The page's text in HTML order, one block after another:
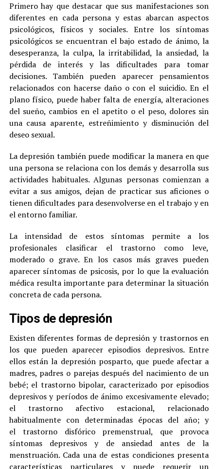
Primero hay que destacar que sus manifestaciones son
diferentes en cada persona y estas abarcan aspectos
psicológicos, físicos y sociales. Entre los síntomas
psicológicos se encuentran el bajo estado de ánimo, la
desesperanza, la culpa, la irritabilidad, la ansiedad, la
pérdida de interés y las dificultades para tomar
decisiones. También pueden aparecer pensamientos
relacionados con hacerse daño o con el suicidio. En el
plano físico, puede haber falta de energía, alteraciones
del sueño, cambios en el apetito o el peso, dolores sin
una causa aparente, estreñimiento y disminución del
deseo sexual.
La depresión también puede modificar la manera en que
una persona se relaciona con los demás y desarrolla sus
actividades habituales. Algunas personas comienzan a
evitar a sus amigos, dejan de practicar sus aficiones o
tienen dificultades para desenvolverse en el trabajo y en
el entorno familiar.
La intensidad de estos síntomas permite a los
profesionales clasificar el trastorno como leve,
moderado o grave. En los casos más graves pueden
aparecer síntomas de psicosis, por lo que la evaluación
médica resulta importante para determinar la situación
concreta de cada persona.
Tipos de depresión
Existen diferentes formas de depresión y trastornos en
los que pueden aparecer episodios depresivos. Entre
ellos están la depresión posparto, que puede afectar a
madres, padres o parejas después del nacimiento de un
bebé; el trastorno bipolar, caracterizado por episodios
depresivos y períodos de ánimo excesivamente elevado;
el trastorno afectivo estacional, relacionado
habitualmente con determinadas épocas del año; y
el trastorno disfórico premenstrual, que provoca
síntomas depresivos y de ansiedad antes de la
menstruación. Cada una de estas condiciones presenta
características particulares y puede requerir un